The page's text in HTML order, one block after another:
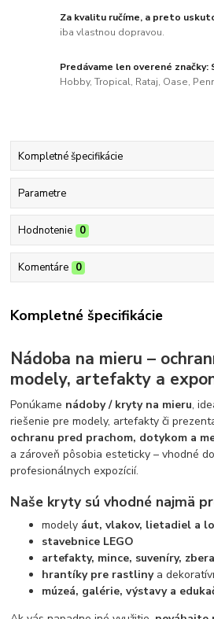
Za kvalitu ručíme, a preto
iba vlastnou dopravou.
Predávame len overené značky:
Hobby, Tropical, Rataj, Oase,
Kompletné špecifikácie
Parametre
Hodnotenie 0
Komentáre 0
Kompletné špecifikácie
Nádoba na mieru –
modely, artefakty a
Ponúkame nádoby / kryty na mieru,
riešenie pre modely, artefakty či
ochranu pred prachom, dotykom a
a zároveň pôsobia esteticky – vhodné
profesionálnych expozícií.
Naše kryty sú vhodné najmä
modely áut, vlakov, lietadiel a
stavebnice LEGO
artefakty, mince, suveníry,
hrantíky pre rastlinya
múzeá, galérie, výstavy a